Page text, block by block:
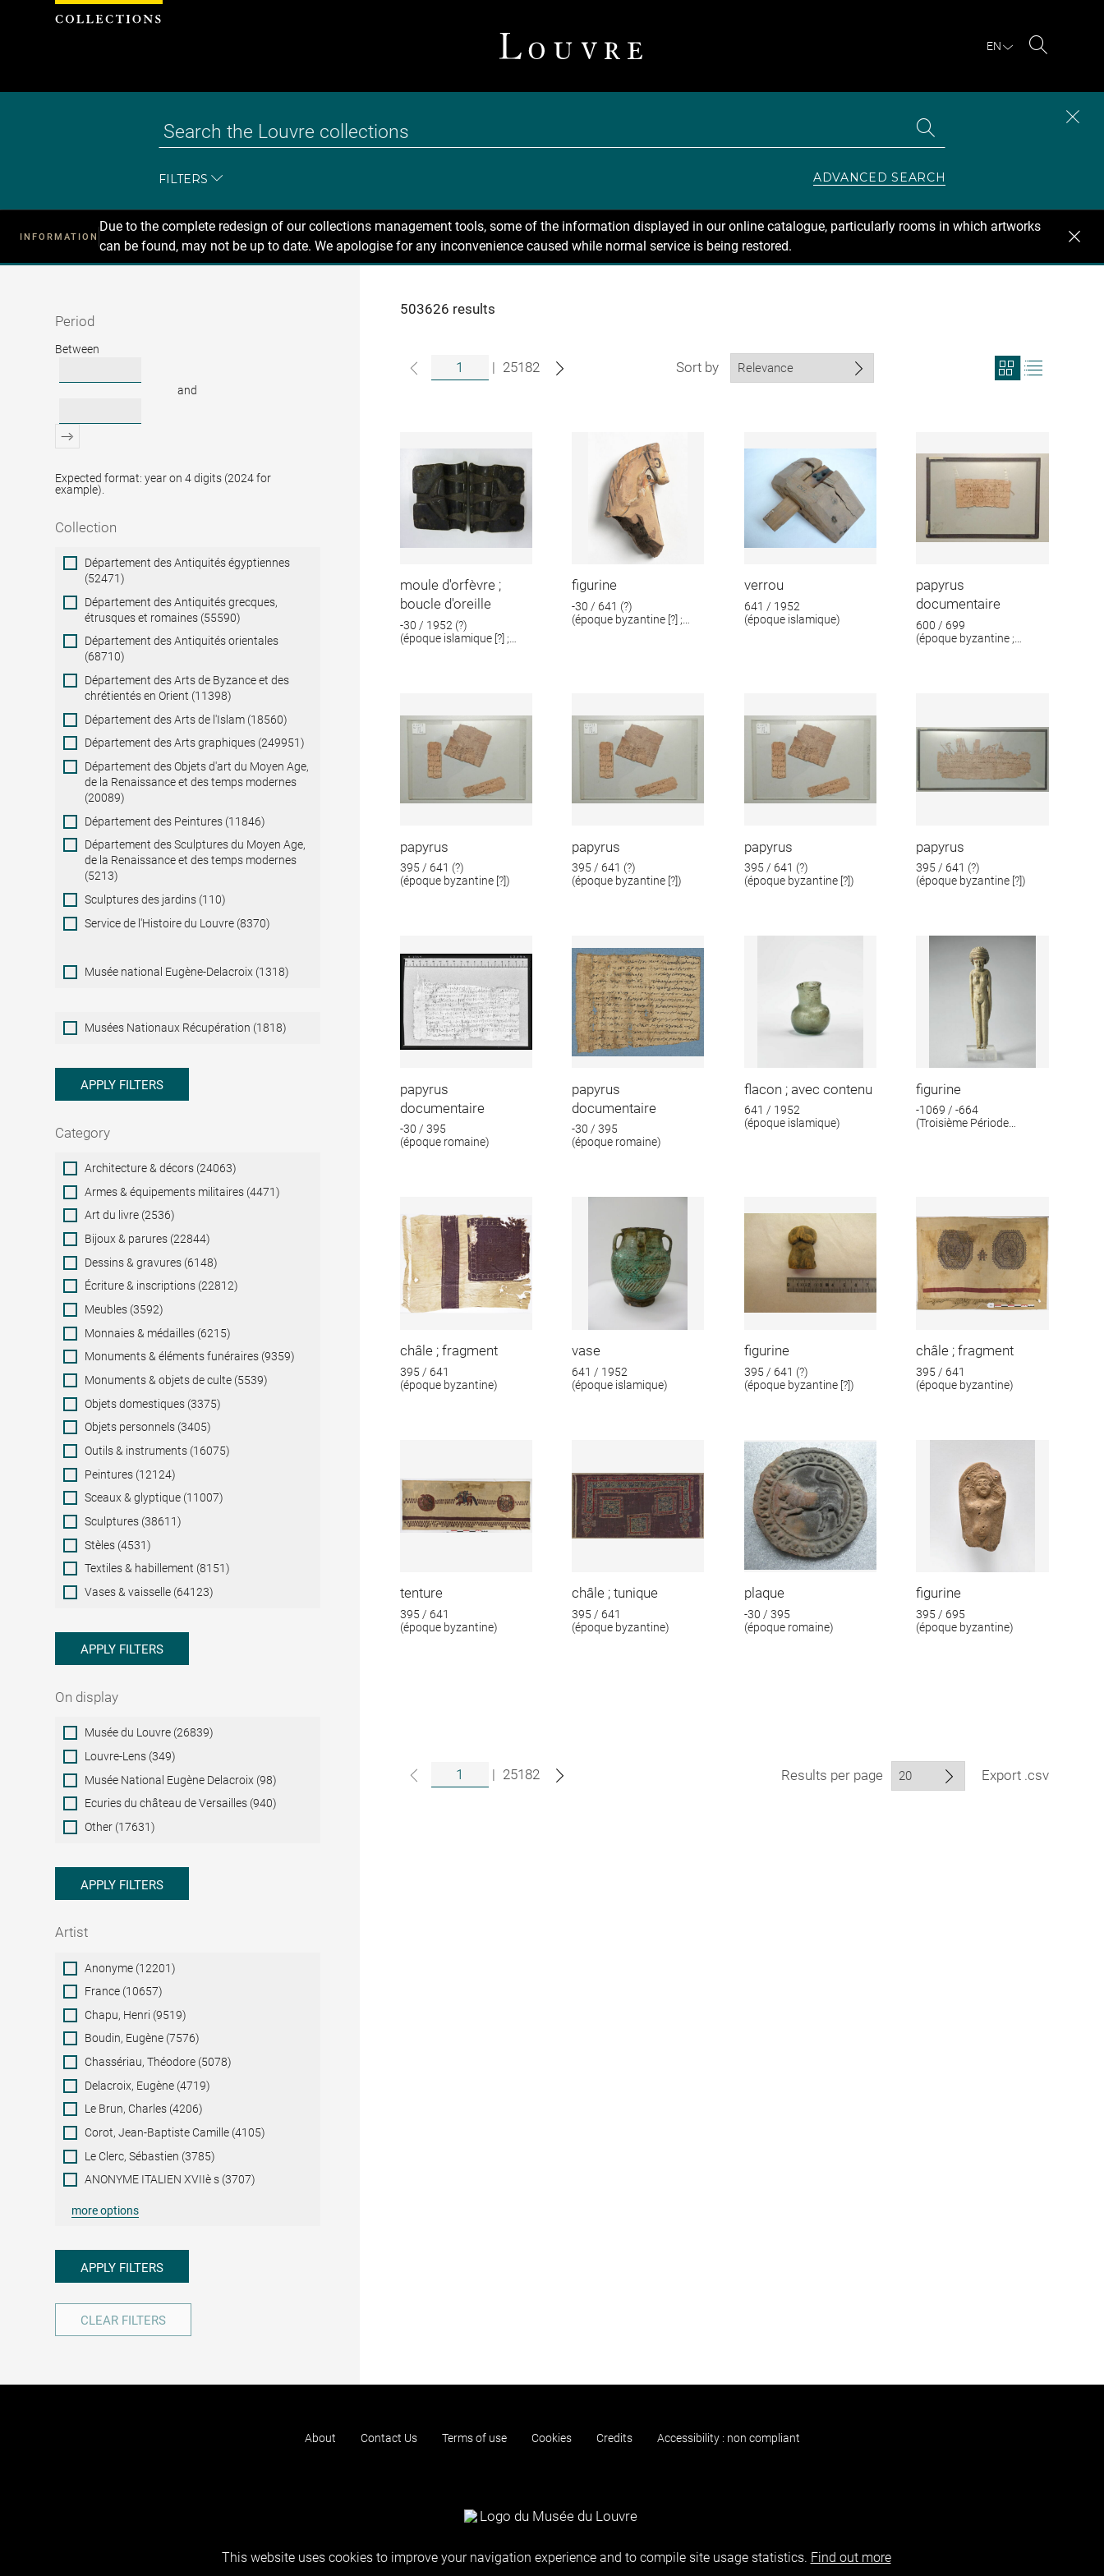
EN
FILTERS ADVANCED SEARCH
INFORMATION
Due to the complete redesign of our collections management tools, some of the information displayed in our online catalogue, particularly rooms in which artworks
can be found, may not be up to date. We apologise for any inconvenience caused while normal service is being restored.
Recherche
Period
Period
Between
and
Expected format: year on 4 digits (2024 for
example).
Collection
Collection
Département des Antiquités égyptiennes
(52471)
Département des Antiquités grecques,
étrusques et romaines (55590)
Département des Antiquités orientales
(68710)
Département des Arts de Byzance et des
chrétientés en Orient (11398)
Département des Arts de l'Islam (18560)
Département des Arts graphiques (249951)
Département des Objets d'art du Moyen Age,
de la Renaissance et des temps modernes
(20089)
Département des Peintures (11846)
Département des Sculptures du Moyen Age,
de la Renaissance et des temps modernes
(5213)
Sculptures des jardins (110)
Service de l'Histoire du Louvre (8370)
Musée national Eugène-Delacroix (1318)
Musées
Nationaux
Musées Nationaux Récupération (1818)
APPLY FILTERS
Category
Category
Architecture & décors (24063)
Armes & équipements militaires (4471)
Art du livre (2536)
Bijoux & parures (22844)
Dessins & gravures (6148)
Écriture & inscriptions (22812)
Meubles (3592)
Monnaies & médailles (6215)
Monuments & éléments funéraires (9359)
Monuments & objets de culte (5539)
Objets domestiques (3375)
Objets personnels (3405)
Outils & instruments (16075)
Peintures (12124)
Sceaux & glyptique (11007)
Sculptures (38611)
Stèles (4531)
Textiles & habillement (8151)
Vases & vaisselle (64123)
APPLY FILTERS
On display
On
display
Musée du Louvre (26839)
Louvre-Lens (349)
Musée National Eugène Delacroix (98)
Ecuries du château de Versailles (940)
Other (17631)
APPLY FILTERS
Artist
ArtistAnonyme (12201)
France (10657)
Chapu, Henri (9519)
Boudin, Eugène (7576)
Chassériau, Théodore (5078)
Delacroix, Eugène (4719)
Le Brun, Charles (4206)
Corot, Jean-Baptiste Camille (4105)
Le Clerc, Sébastien (3785)
ANONYME ITALIEN XVIIè s (3707)
more options
APPLY FILTERS
CLEAR FILTERS
503626 results
| 25182 Sort by
View
search
moule d'orfèvre ;
boucle d'oreille
-30 / 1952 (?)
(époque islamique [?] ;
figurine
-30 / 641 (?)
(époque byzantine [?] ;
verrou
641 / 1952
(époque islamique)
papyrus
documentaire
600 / 699
(époque byzantine ;
papyrus
395 / 641 (?)
(époque byzantine [?])
papyrus
395 / 641 (?)
(époque byzantine [?])
papyrus
395 / 641 (?)
(époque byzantine [?])
papyrus
395 / 641 (?)
(époque byzantine [?])
papyrus
documentaire
-30 / 395
(époque romaine)
papyrus
documentaire
-30 / 395
(époque romaine)
flacon ; avec contenu
641 / 1952
(époque islamique)
figurine
-1069 / -664
(Troisième Période
châle ; fragment
395 / 641
(époque byzantine)
vase
641 / 1952
(époque islamique)
figurine
395 / 641 (?)
(époque byzantine [?])
châle ; fragment
395 / 641
(époque byzantine)
tenture
395 / 641
(époque byzantine)
châle ; tunique
395 / 641
(époque byzantine)
plaque
-30 / 395
(époque romaine)
figurine
395 / 695
(époque byzantine)
| 25182 Results per page Export .csv
About Contact Us Terms of use Cookies Credits Accessibility : non compliant
Cookies management panel
This website uses cookies to improve your navigation experience and to compile site usage statistics. Find out more